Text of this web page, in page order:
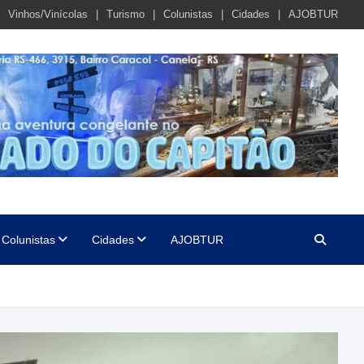
Vinhos/Vinícolas Turismo Colunistas Cidades AJOBTUR
Colunistas Cidades AJOBTUR